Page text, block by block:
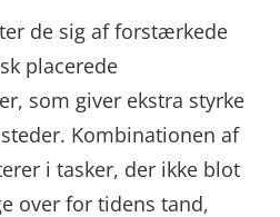
de sig af forstærkede
placerede
som giver ekstra styrke
Kombinationen af
i tasker, der ikke blot
over for tidens tand,